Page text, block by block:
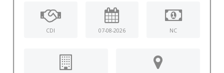
CDI 07-08-2026 NC